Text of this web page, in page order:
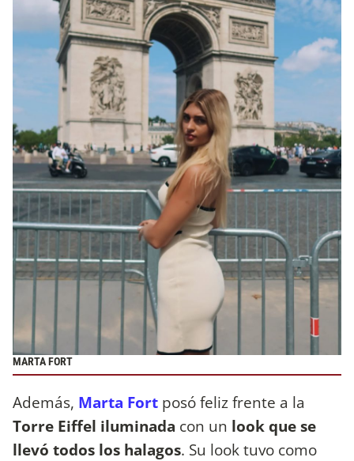
MARTA FORT
Además, Marta Fort posó feliz frente a la
Torre Eiffel iluminada con un look que se
llevó todos los halagos. Su look tuvo como